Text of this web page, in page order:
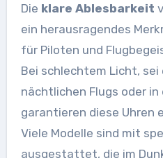
Die klare Ablesbarkeit
ein herausragendes
für Piloten und
Bei schlechtem Licht, sei
nächtlichen Flugs oder in
garantieren diese Uhren
Viele Modelle sind mit
ausgestattet, die im